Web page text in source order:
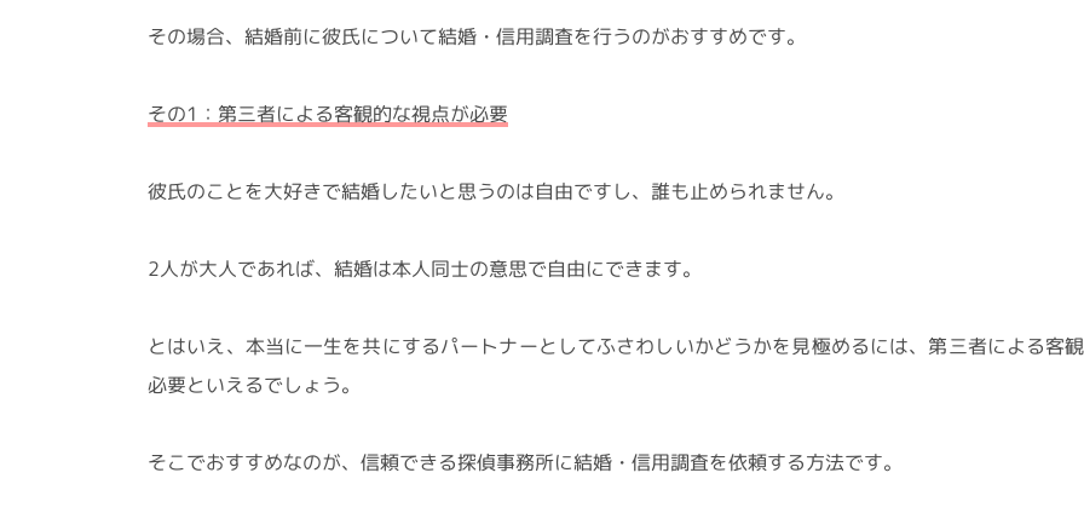
その場合、結婚前に彼氏について結婚・信用調査を行うのがおすすめです。
その1：第三者による客観的な視点が必要
彼氏のことを大好きで結婚したいと思うのは自由ですし、誰も止められません。
2人が大人であれば、結婚は本人同士の意思で自由にできます。
とはいえ、本当に一生を共にするパートナーとしてふさわしいかどうかを見極めるには、第三者による客
必要といえるでしょう。
そこでおすすめなのが、信頼できる探偵事務所に結婚・信用調査を依頼する方法です。